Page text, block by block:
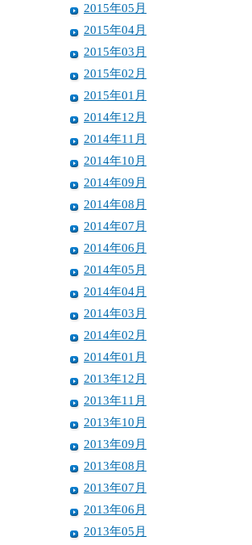
2015年05月
2015年04月
2015年03月
2015年02月
2015年01月
2014年12月
2014年11月
2014年10月
2014年09月
2014年08月
2014年07月
2014年06月
2014年05月
2014年04月
2014年03月
2014年02月
2014年01月
2013年12月
2013年11月
2013年10月
2013年09月
2013年08月
2013年07月
2013年06月
2013年05月